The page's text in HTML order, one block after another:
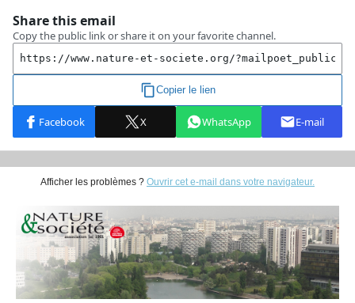
Afficher les problèmes ? Ouvrir cet e-mail dans votre navigateur.